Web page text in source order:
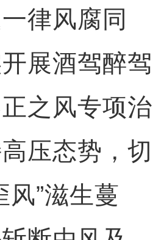
律风腐同
展酒驾醉驾
之风专项治
压态势，切
风”滋生蔓